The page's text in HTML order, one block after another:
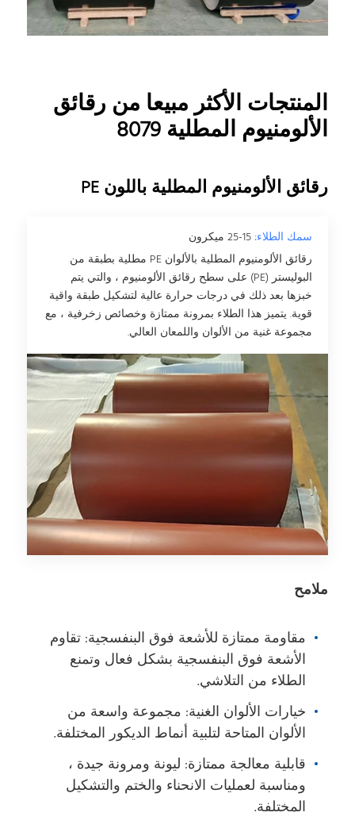
المنتجات الأكثر مبيعا من رقائق
الألومنيوم المطلية 8079
رقائق الألومنيوم المطلية باللون PE
سمك الطلاء:15-25 ميكرون
رقائق الألومنيوم المطلية بالألوان PE مطلية بطبقة من
البوليستر (PE) على سطح رقائق الألومنيوم ، والتي يتم
خبزها بعد ذلك في درجات حرارة عالية لتشكيل طبقة واقية
قوية. يتميز هذا الطلاء بمرونة ممتازة وخصائص زخرفية ، مع
مجموعة غنية من الألوان واللمعان العالي.
ملامح
مقاومة ممتازة للأشعة فوق البنفسجية: تقاوم
الأشعة فوق البنفسجية بشكل فعال وتمنع
الطلاء من التلاشي.
خيارات الألوان الغنية: مجموعة واسعة من
الألوان المتاحة لتلبية أنماط الديكور المختلفة.
قابلية معالجة ممتازة: ليونة ومرونة جيدة ،
ومناسبة لعمليات الانحناء والختم والتشكيل
المختلفة.